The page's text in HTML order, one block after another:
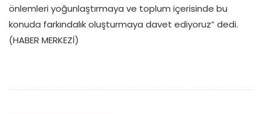
önlemleri yoğunlaştırmaya ve toplum içerisinde bu
konuda farkındalık oluşturmaya davet ediyoruz” dedi.
(HABER MERKEZİ)